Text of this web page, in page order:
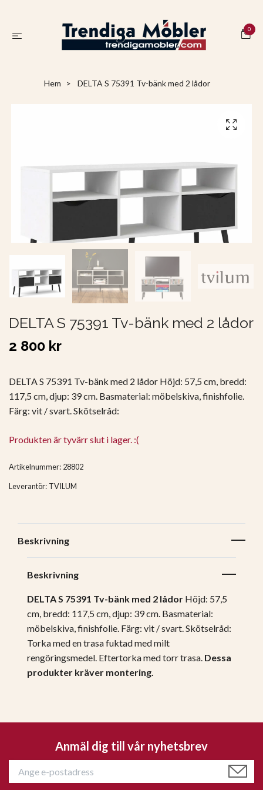
0
Hem DELTA S 75391 Tv-bänk med 2 lådor
DELTA S 75391 Tv-bänk med 2 lådor
2 800 kr
DELTA S 75391 Tv-bänk med 2 lådor Höjd: 57,5 cm, bredd:
117,5 cm, djup: 39 cm. Basmaterial: möbelskiva, finishfolie.
Färg: vit / svart. Skötselråd:
Produkten är tyvärr slut i lager. :(
Artikelnummer: 28802
Leverantör: TVILUM
Beskrivning
Beskrivning
DELTA S 75391 Tv-bänk med 2 lådor Höjd: 57,5
cm, bredd: 117,5 cm, djup: 39 cm. Basmaterial:
möbelskiva, finishfolie. Färg: vit / svart. Skötselråd:
Torka med en trasa fuktad med milt
rengöringsmedel. Eftertorka med torr trasa. Dessa
produkter kräver montering.
Anmäl dig till vår nyhetsbrev